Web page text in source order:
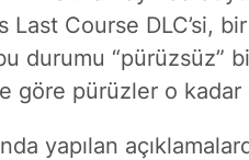
Last Course DLC’si,
durumu “pürüzsüz”
göre pürüzler o
yapılan